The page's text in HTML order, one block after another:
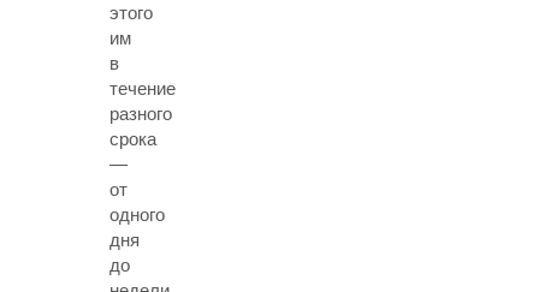
этого
им
в
течение
разного
срока
—
от
одного
дня
до